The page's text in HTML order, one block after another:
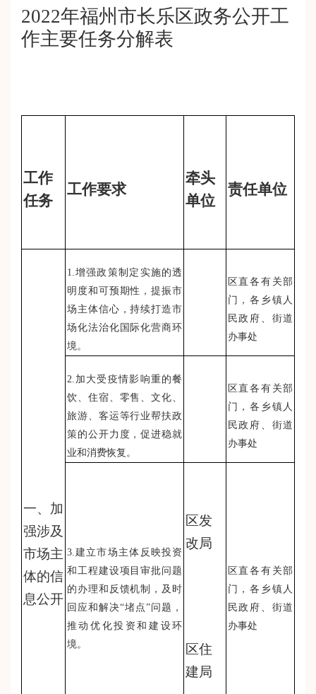
2022年福州市长乐区政务公开工
作主要任务分解表
工作
任务
工作要求
牵头
单位
责任单位
一、加
强涉及
市场主
体的信
息公开
1.增强政策制定实施的透
明度和可预期性，提振市
场主体信心，持续打造市
场化法治化国际化营商环
境。
区直各有关部
门，各乡镇人
民政府、街道
办事处
2.加大受疫情影响重的餐
饮、住宿、零售、文化、
旅游、客运等行业帮扶政
策的公开力度，促进稳就
业和消费恢复。
区直各有关部
门，各乡镇人
民政府、街道
办事处
3.建立市场主体反映投资
和工程建设项目审批问题
的办理和反馈机制，及时
回应和解决“堵点”问题，
推动优化投资和建设环
境。
区发
改局
区住
建局
区直各有关部
门，各乡镇人
民政府、街道
办事处